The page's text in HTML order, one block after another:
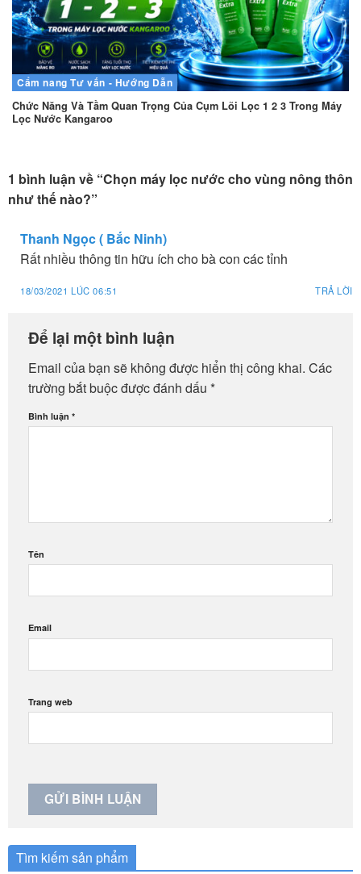
Cẩm nang Tư vấn - Hướng Dẫn
Chức Năng Và Tầm Quan Trọng Của Cụm Lõi Lọc 1 2 3 Trong Máy
Lọc Nước Kangaroo
1 bình luận về “Chọn máy lọc nước cho vùng nông thôn
như thế nào?”
Thanh Ngọc ( Bắc Ninh)
Rất nhiều thông tin hữu ích cho bà con các tỉnh
18/03/2021 LÚC 06:51 TRẢ LỜI
Để lại một bình luận
Email của bạn sẽ không được hiển thị công khai. Các
trường bắt buộc được đánh dấu *
Bình luận *
Tên
Email
Trang web
Tìm kiếm sản phẩm